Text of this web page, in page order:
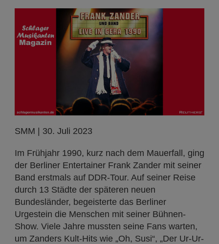
SMM | 30. Juli 2023
Im Frühjahr 1990, kurz nach dem Mauerfall, ging
der Berliner Entertainer Frank Zander mit seiner
Band erstmals auf DDR-Tour. Auf seiner Reise
durch 13 Städte der späteren neuen
Bundesländer, begeisterte das Berliner
Urgestein die Menschen mit seiner Bühnen-
Show. Viele Jahre mussten seine Fans warten,
um Zanders Kult-Hits wie „Oh, Susi“, „Der Ur-Ur-